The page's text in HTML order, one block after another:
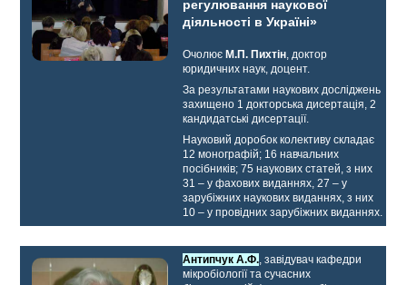
регулювання наукової
діяльності в Україні»
Очолює М.П. Пихтін, доктор
юридичних наук, доцент.
За результатами наукових досліджень
захищено 1 докторська дисертація, 2
кандидатські дисертації.
Науковий доробок колективу складає
12 монографій; 16 навчальних
посібників; 75 наукових статей, з них
31 – у фахових виданнях, 27 – у
зарубіжних наукових виданнях, з них
10 – у провідних зарубіжних виданнях.
Антипчук А.Ф., завідувач кафедри
мікробіології та сучасних